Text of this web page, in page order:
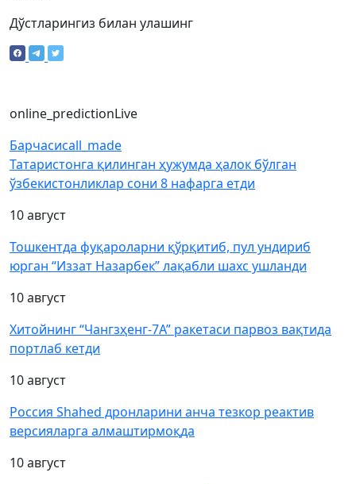
Дўстларингиз билан улашинг
online_predictionLive
Барчасиcall_made
Татаристонга қилинган ҳужумда ҳалок бўлган
ўзбекистонликлар сони 8 нафарга етди
10 август
Тошкентда фуқароларни қўрқитиб, пул ундириб
юрган “Иззат Назарбек” лақабли шахс ушланди
10 август
Хитойнинг “Чангзҳенг-7А” ракетаси парвоз вақтида
портлаб кетди
10 август
Россия Shahed дронларини анча тезкор реактив
версияларга алмаштирмоқда
10 август